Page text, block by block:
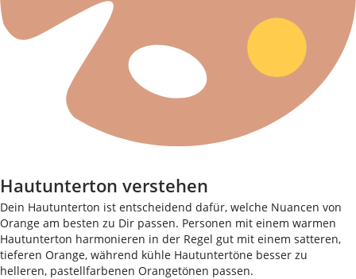
Hautunterton verstehen
Dein Hautunterton ist entscheidend dafür, welche Nuancen von
Orange am besten zu Dir passen. Personen mit einem warmen
Hautunterton harmonieren in der Regel gut mit einem satteren,
tieferen Orange, während kühle Hautuntertöne besser zu
helleren, pastellfarbenen Orangetönen passen.